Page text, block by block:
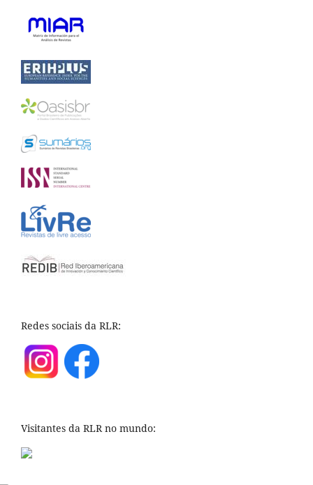
Redes sociais da RLR:
Visitantes da RLR no mundo: